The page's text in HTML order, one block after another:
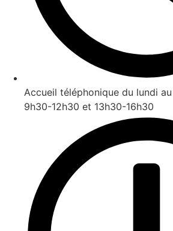
Accueil téléphonique du lundi
9h30-12h30 et 13h30-16h30